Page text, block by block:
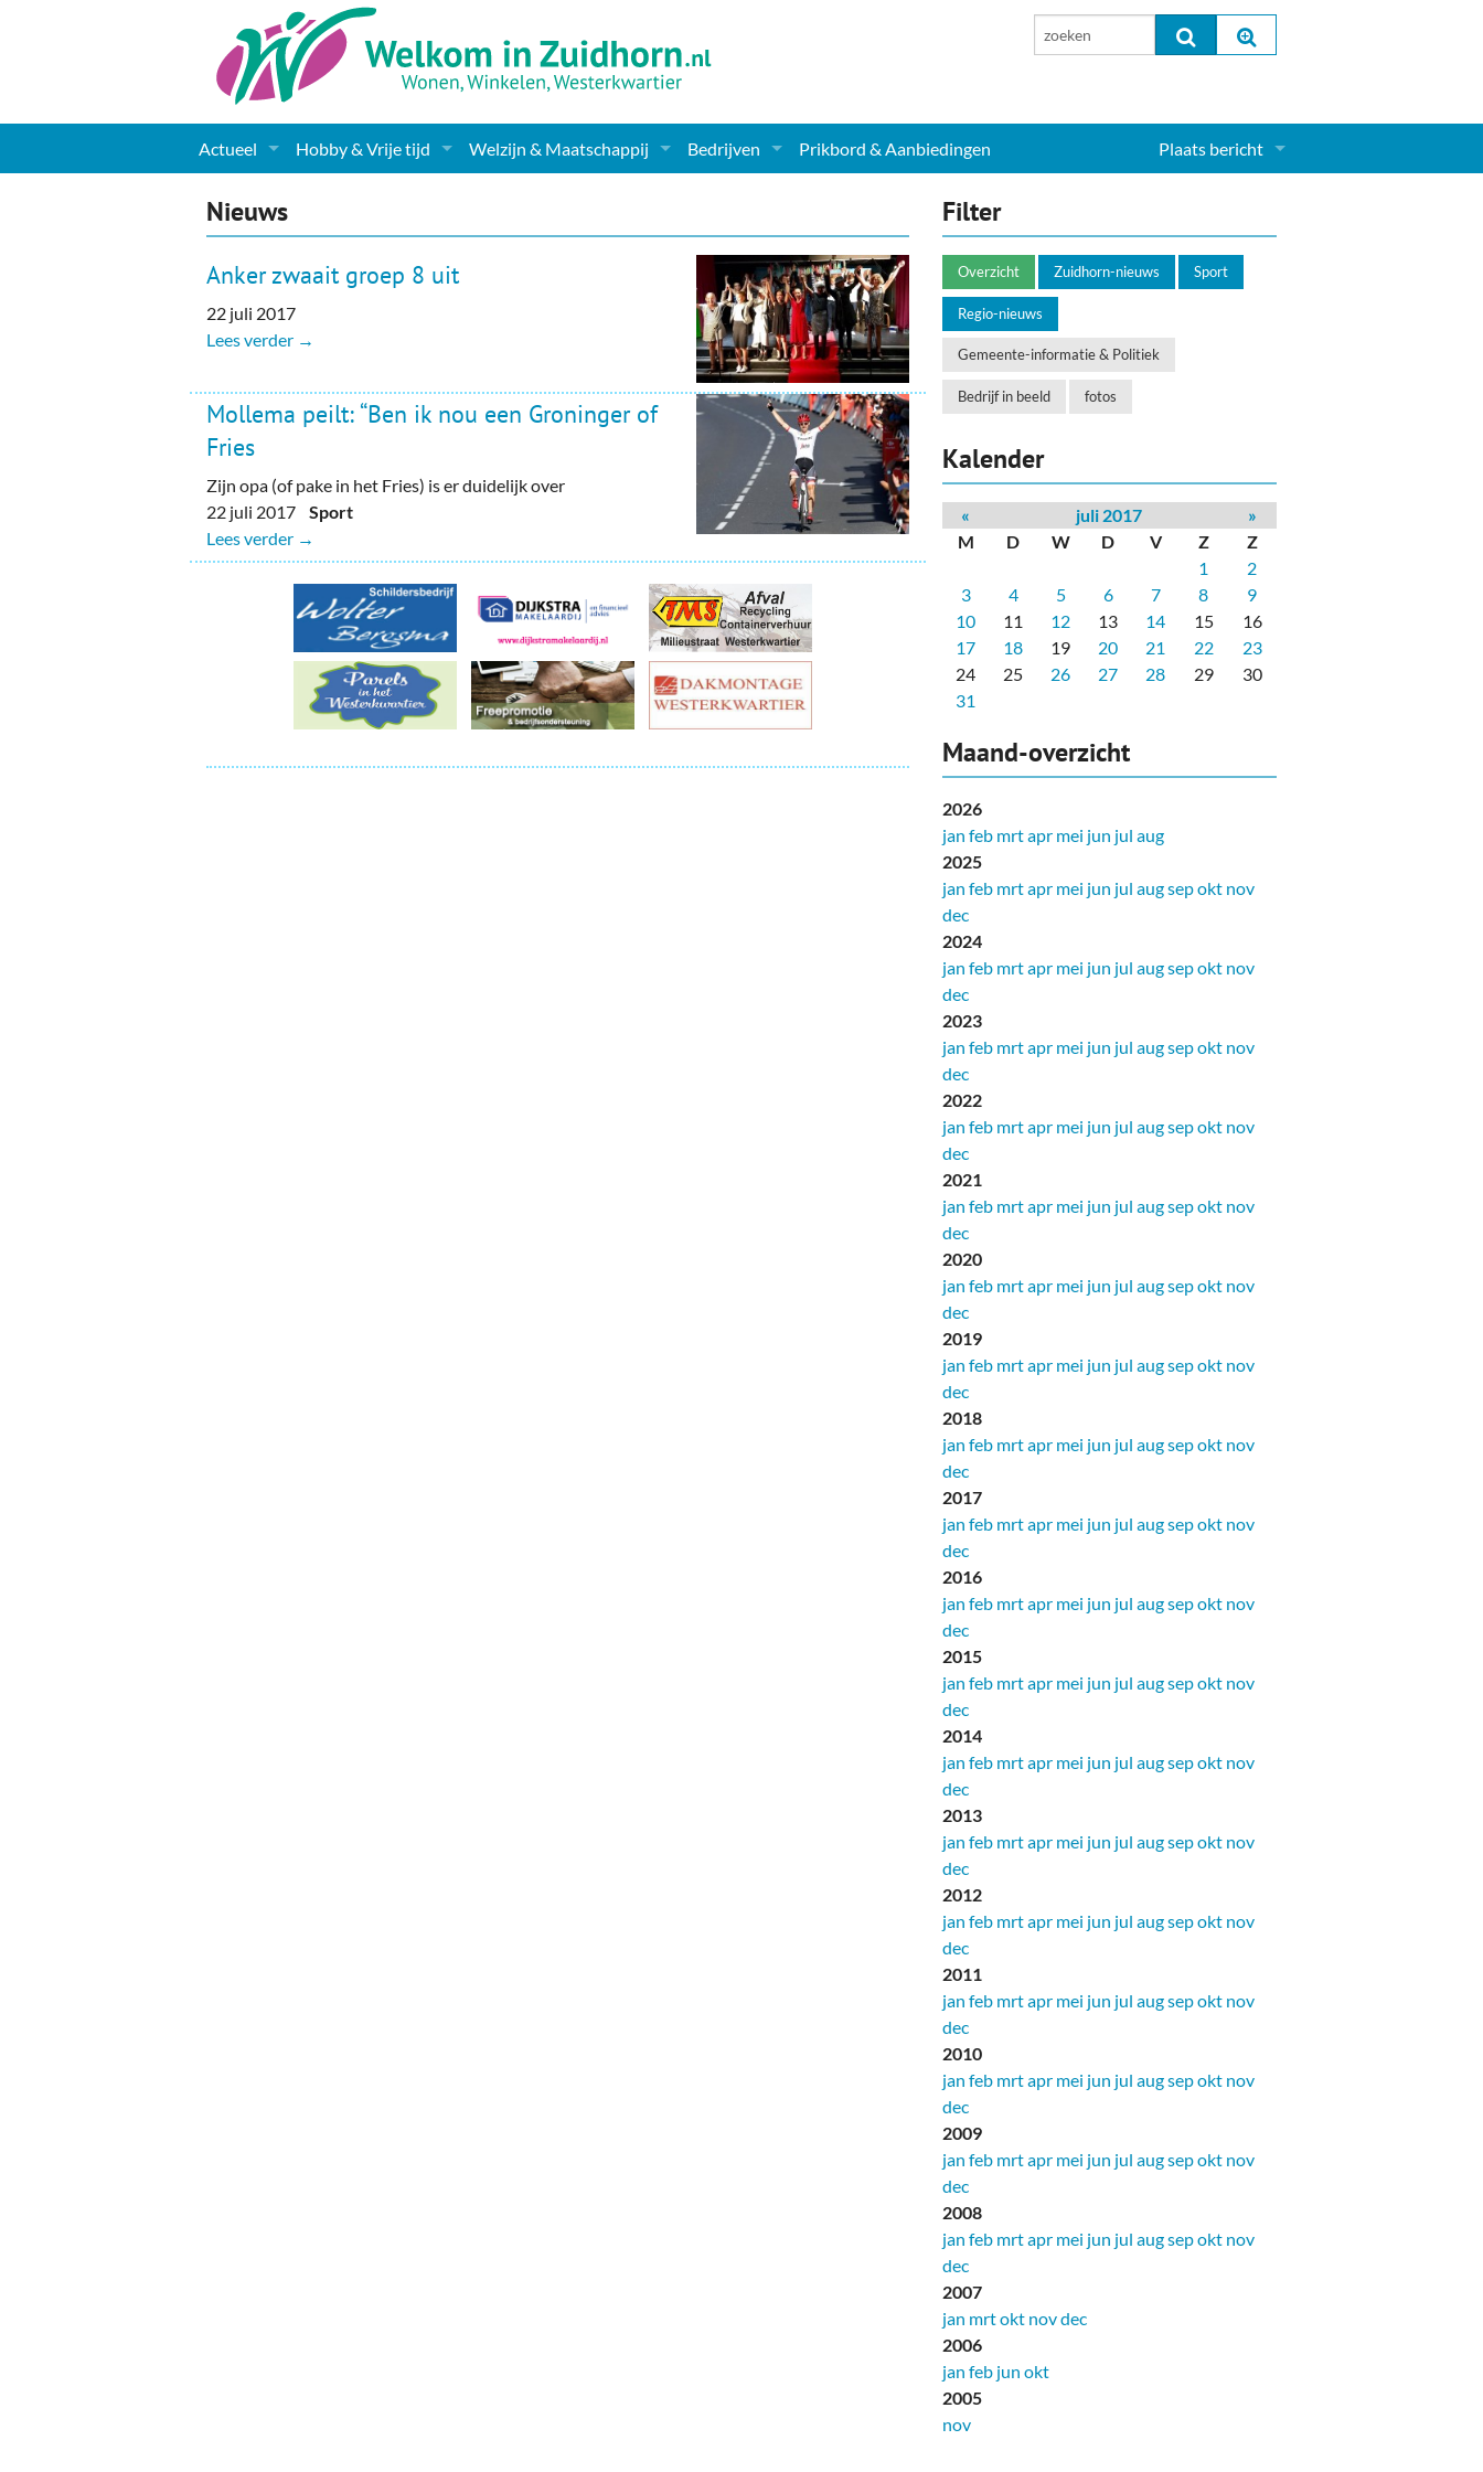
Actueel
Nieuws
Woningaanbod
Columns & Redactioneel
Foto-pagina
Hobby & Vrije tijd
Muziek
Toerisme & Musea
Welzijn & Maatschappij
Levensbeschouwelijk
Ouderen
Zuidhorners
Bedrijven
Verzorging
Dieren & Tuin
Horeca & Uitgaan
Vervoer, Auto's & Fietsen
Wonen & Interieur
Financiën, Makelaars & Hypotheken
Diensten, Gemak & Zakelijk
(Ver) Bouw & Onderhoud
Prikbord & Aanbiedingen Plaats bericht
Nieuws
Anker zwaait groep 8 uit
22 juli 2017
Lees verder →
Mollema peilt: “Ben ik nou een Groninger of
Fries
Zijn opa (of pake in het Fries) is er duidelijk over
22 juli 2017Sport
Lees verder →
Filter
Overzicht Zuidhorn-nieuws Sport
Regio-nieuws
Gemeente-informatie & Politiek
Bedrijf in beeld fotos
Kalender
« juli 2017
»
M
D W D V Z
Z
1
2
3
4 5 6 7 8
9
10
11 12 13 14 15
16
17
18 19 20 21 22
23
24
25 26 27 28 29
30
31
Maand-overzicht
2026
jan feb mrtapr mei jun jul aug
2025
jan feb mrtapr mei jun jul augsepokt nov
dec
2024
jan feb mrtapr mei jun jul augsepokt nov
dec
2023
jan feb mrtapr mei jun jul augsepokt nov
dec
2022
jan feb mrtapr mei jun jul augsepokt nov
dec
2021
jan feb mrtapr mei jun jul augsepokt nov
dec
2020
jan feb mrtapr mei jun jul augsepokt nov
dec
2019
jan feb mrtapr mei jun jul augsepokt nov
dec
2018
jan feb mrtapr mei jun jul augsepokt nov
dec
2017
jan feb mrtapr mei jun jul augsepokt nov
dec
2016
jan feb mrtapr mei jun jul augsepokt nov
dec
2015
jan feb mrtapr mei jun jul augsepokt nov
dec
2014
jan feb mrtapr mei jun jul augsepokt nov
dec
2013
jan feb mrtapr mei jun jul augsepokt nov
dec
2012
jan feb mrtapr mei jun jul augsepokt nov
dec
2011
jan feb mrtapr mei jun jul augsepokt nov
dec
2010
jan feb mrtapr mei jun jul augsepokt nov
dec
2009
jan feb mrtapr mei jun jul augsepokt nov
dec
2008
jan feb mrtapr mei jun jul augsepokt nov
dec
2007
jan mrtokt novdec
2006
jan feb jun okt
2005
nov